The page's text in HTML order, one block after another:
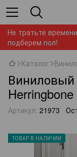
Не тратьте
подберем пол!
Каталог
Виниловый
Артикул: 21973
ТОВАР В НАЛИЧИИ